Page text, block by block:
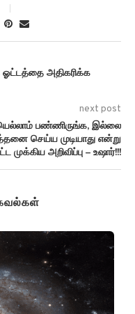
அதிகரிக்க
next post
பண்ணிருங்க, இல்லை
செய்ய முடியாது என்று
முக்கிய அறிவிப்பு – உஷார்!!!